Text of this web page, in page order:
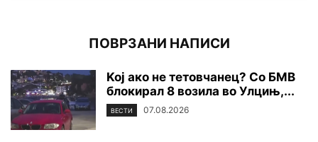
ПОВРЗАНИ НАПИСИ
Koj ако не тетовчанец? Со БМВ
блокирал 8 возила во Улцињ,...
ВЕСТИ 07.08.2026